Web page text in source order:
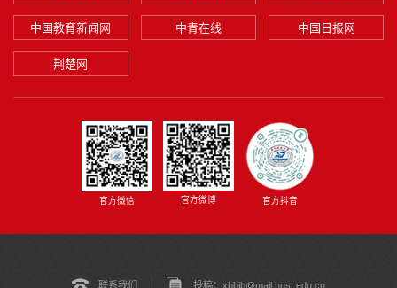
中国教育新闻网 中青在线 中国日报网
荆楚网
官方微信 官方微博 官方抖音
联系我们 投稿：xbbjb@mail.hust.edu.cn